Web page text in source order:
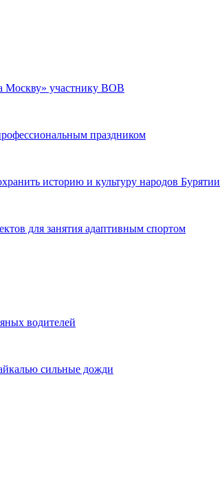
Москву» участнику ВОВ
праздником
историю и культуру народов Бурятии
для занятия адаптивным спортом
водителей
сильные дожди